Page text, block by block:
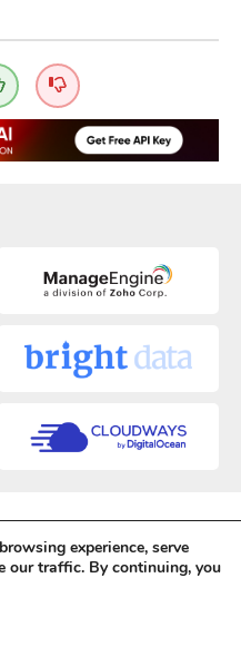
experience, serve
our traffic. By continuing, you